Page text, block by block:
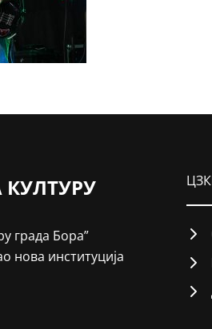
КУЛТУРУ
града Бора”
нова институција